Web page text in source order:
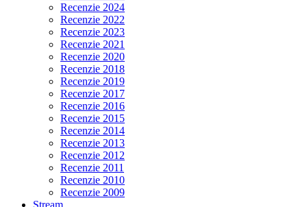
Recenzie 2024
Recenzie 2022
Recenzie 2023
Recenzie 2021
Recenzie 2020
Recenzie 2018
Recenzie 2019
Recenzie 2017
Recenzie 2016
Recenzie 2015
Recenzie 2014
Recenzie 2013
Recenzie 2012
Recenzie 2011
Recenzie 2010
Recenzie 2009
Stream